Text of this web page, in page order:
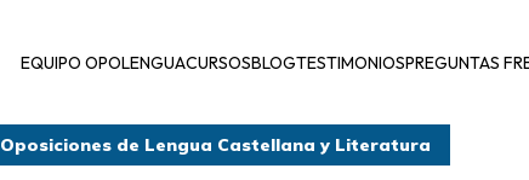
EQUIPO OPOLENGUACURSOSBLOGTESTIMONIOSPREGUNTAS
Oposiciones de Lengua Castellana y Literatura